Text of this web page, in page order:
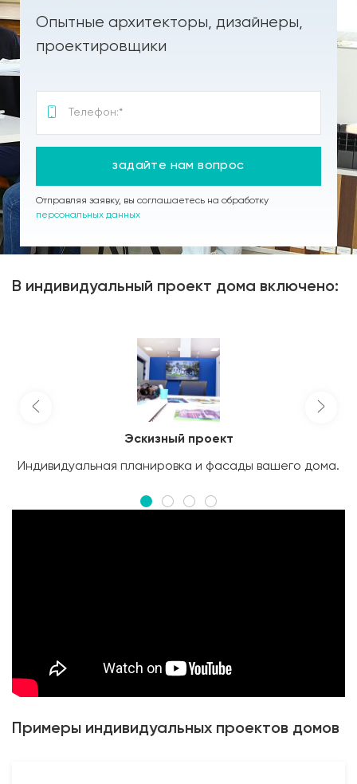
Опытные архитекторы, дизайнеры,
проектировщики
задайте нам вопрос
Отправляя заявку, вы соглашаетесь на обработку
персональных данных
В индивидуальный проект дома включено:
Эскизный проект
Индивидуальная планировка и фасады вашего дома.
Примеры индивидуальных проектов домов